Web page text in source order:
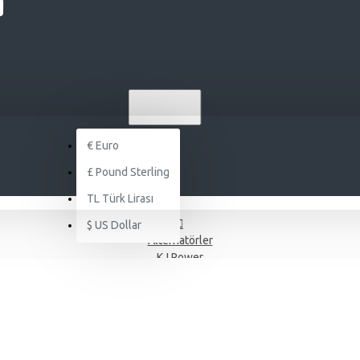
€Euro
£ Pound Sterling
TL Türk Lirası
$ US Dollar
Alternatörler
KJ Power
KJDD 630 KVA OTOMATİK KABİNLİ